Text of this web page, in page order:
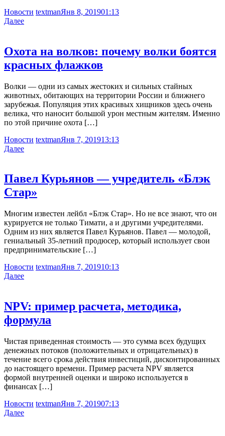
Новости textmanЯнв 8, 201901:13
Далее
Охота на волков: почему волки боятся
красных флажков
Волки — одни из самых жестоких и сильных стайных
животных, обитающих на территории России и ближнего
зарубежья. Популяция этих красивых хищников здесь очень
велика, что наносит большой урон местным жителям. Именно
по этой причине охота […]
Новости textmanЯнв 7, 201913:13
Далее
Павел Курьянов — учредитель «Блэк
Стар»
Многим известен лейбл «Блэк Стар». Но не все знают, что он
курируется не только Тимати, а и другими учредителями.
Одним из них является Павел Курьянов. Павел — молодой,
гениальный 35-летний продюсер, который использует свои
предпринимательские […]
Новости textmanЯнв 7, 201910:13
Далее
NPV: пример расчета, методика,
формула
Чистая приведенная стоимость — это сумма всех будущих
денежных потоков (положительных и отрицательных) в
течение всего срока действия инвестиций, дисконтированных
до настоящего времени. Пример расчета NPV является
формой внутренней оценки и широко используется в
финансах […]
Новости textmanЯнв 7, 201907:13
Далее